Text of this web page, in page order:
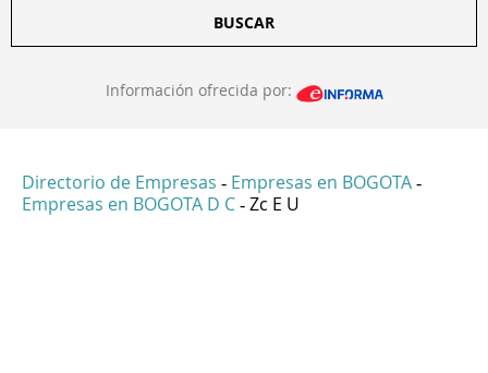
BUSCAR
Información ofrecida por:
Directorio de Empresas - Empresas en BOGOTA -
Empresas en BOGOTA D C - Zc E U